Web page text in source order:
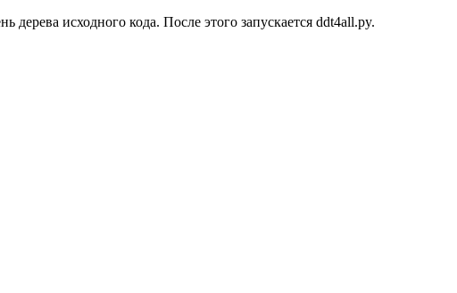
исходного кода. После этого запускается ddt4all.py.